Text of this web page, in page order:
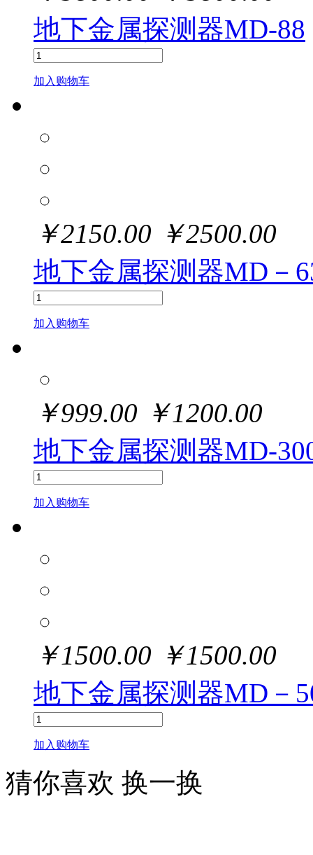
地下金属探测器MD-88
加入购物车
￥2150.00 ￥2500.00
地下金属探测器MD－
加入购物车
￥999.00 ￥1200.00
地下金属探测器MD-
加入购物车
￥1500.00 ￥1500.00
地下金属探测器MD－
加入购物车
猜你喜欢 换一换